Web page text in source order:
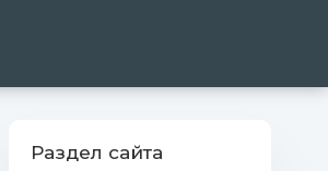
Раздел сайта